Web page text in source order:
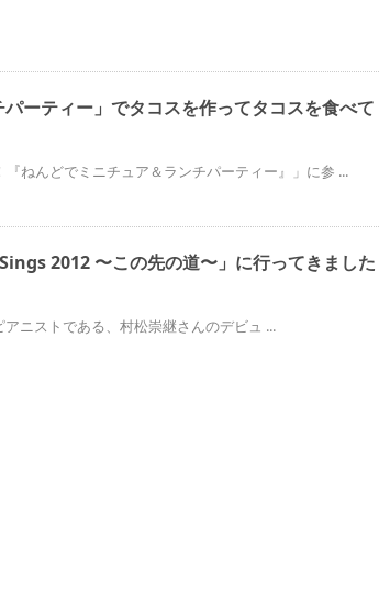
パーティー」でタコスを作ってタコスを食べて
ねんどでミニチュア＆ランチパーティー』」に参 ...
2012 〜この先の道〜」に行ってきました
ニストである、村松崇継さんのデビュ ...